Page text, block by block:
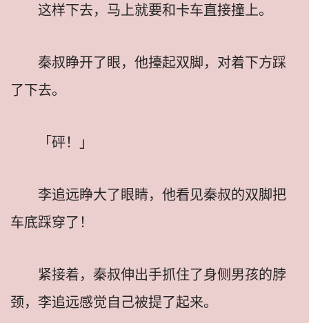
这样下去，马上就要和卡车直接撞上。
秦叔睁开了眼，他擡起双脚，对着下方踩
了下去。
「砰！」
李追远睁大了眼睛，他看见秦叔的双脚把
车底踩穿了！
紧接着，秦叔伸出手抓住了身侧男孩的脖
颈，李追远感觉自己被提了起来。